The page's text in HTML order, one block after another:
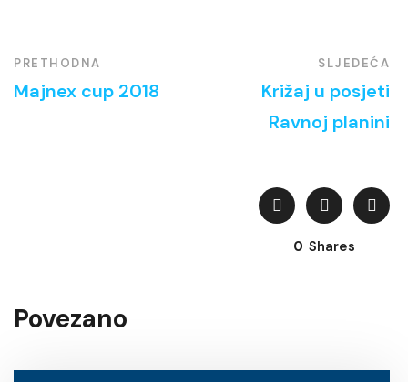
PRETHODNA
Majnex cup 2018
SLJEDEĆA
Križaj u posjeti
Ravnoj planini
0 Shares
Povezano